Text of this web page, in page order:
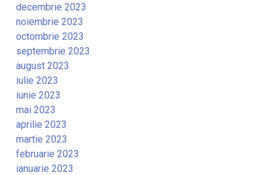
decembrie 2023
noiembrie 2023
octombrie 2023
septembrie 2023
august 2023
iulie 2023
iunie 2023
mai 2023
aprilie 2023
martie 2023
februarie 2023
ianuarie 2023